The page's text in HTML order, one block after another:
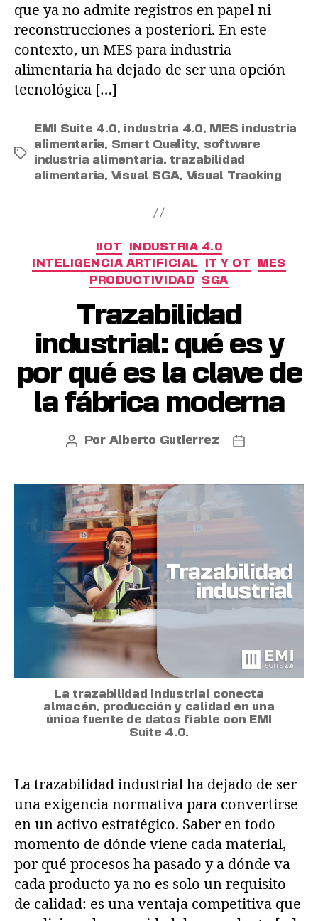
que ya no admite registros en papel ni
reconstrucciones a posteriori. En este
contexto, un MES para industria
alimentaria ha dejado de ser una opción
tecnológica […]
EMI Suite 4.0, industria 4.0, MES industria
alimentaria, Smart Quality, software
industria alimentaria, trazabilidad
alimentaria, Visual SGA, Visual Tracking
IIOT
INDUSTRIA 4.0
INTELIGENCIA ARTIFICIAL
IT Y OT
MES
PRODUCTIVIDAD
SGA
Trazabilidad
industrial: qué es y
por qué es la clave de
la fábrica moderna
Por Alberto Gutierrez
La trazabilidad industrial conecta
almacén, producción y calidad en una
única fuente de datos fiable con EMI
Suite 4.0.
La trazabilidad industrial ha dejado de ser
una exigencia normativa para convertirse
en un activo estratégico. Saber en todo
momento de dónde viene cada material,
por qué procesos ha pasado y a dónde va
cada producto ya no es solo un requisito
de calidad: es una ventaja competitiva que